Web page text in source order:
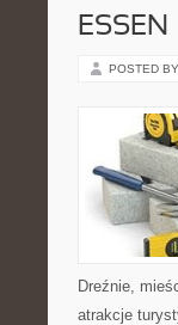
ESSEN
POSTED
Dreźnie,
atrakcje